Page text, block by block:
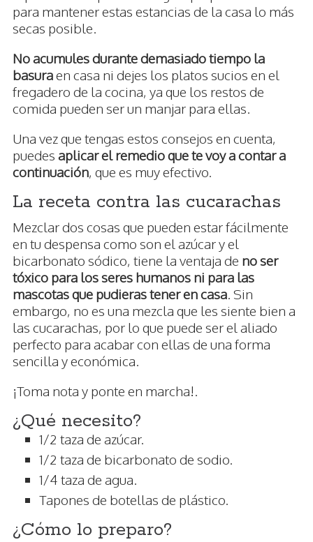
para mantener estas estancias de la casa lo más
secas posible.
No acumules durante demasiado tiempo la
basuraen casa ni dejes los platos sucios en el
fregadero de la cocina, ya que los restos de
comida pueden ser un manjar para ellas.
Una vez que tengas estos consejos en cuenta,
puedes aplicar el remedio que te voy a contar a
continuación, que es muy efectivo.
La receta contra las cucarachas
Mezclar dos cosas que pueden estar fácilmente
en tu despensa como son el azúcar y el
bicarbonato sódico, tiene la ventaja de no ser
tóxico para los seres humanos ni para las
mascotas que pudieras tener en casa . Sin
embargo, no es una mezcla que les siente bien a
las cucarachas, por lo que puede ser el aliado
perfecto para acabar con ellas de una forma
sencilla y económica.
¡Toma nota y ponte en marcha!.
¿Qué necesito?
1/2 taza de azúcar.
1/2 taza de bicarbonato de sodio.
1/4 taza de agua.
Tapones de botellas de plástico.
¿Cómo lo preparo?